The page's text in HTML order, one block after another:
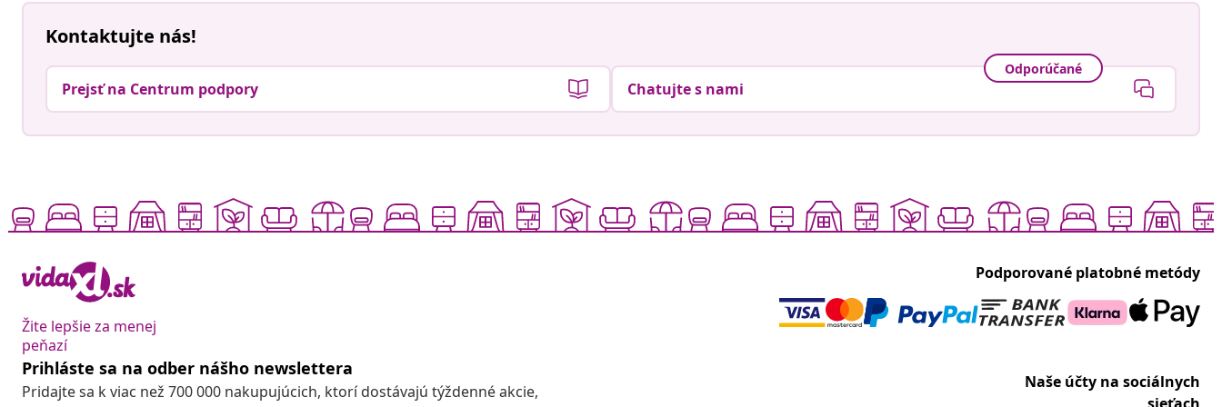
Kontaktujte nás!
Prejsť na Centrum podpory
Odporúčané
Chatujte s nami
Žite lepšie za menej
peňazí
Podporované platobné metódy
Prihláste sa na odber nášho newslettera
Pridajte sa k viac než 700 000 nakupujúcich, ktorí dostávajú týždenné akcie,
Naše účty na sociálnych